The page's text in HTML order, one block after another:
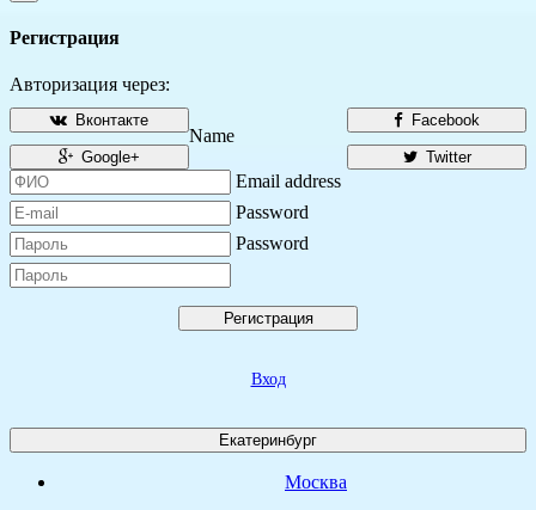
Регистрация
Авторизация через:
Facebook
Вконтакте
Twitter
Google+
Name
Email address
Password
Password
Регистрация
Вход
Екатеринбург
Москва